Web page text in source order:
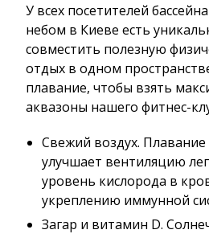
У всех посетителей
небом в Киеве есть
совместить полезную
отдых в одном
плавание, чтобы взять
аквазоны нашего фитнес-
Свежий воздух.
улучшает вентиляцию
уровень кислорода в
укреплению иммунной
Загар и витамин D.